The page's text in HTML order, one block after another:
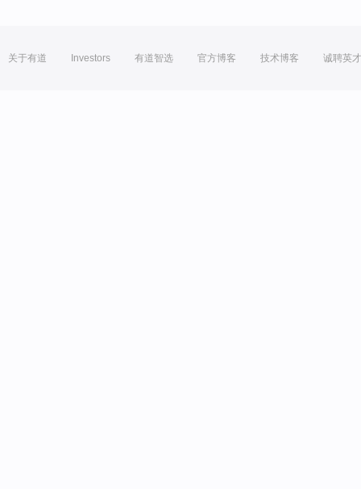
关于有道 Investors 有道智选 官方博客 技术博客 诚聘英才